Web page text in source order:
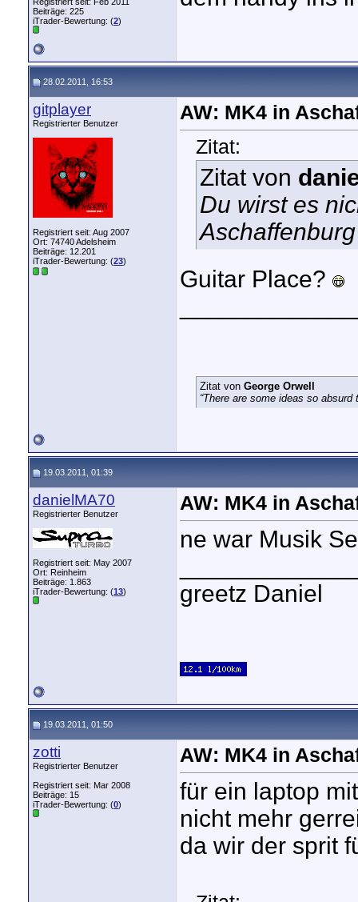
Beiträge: 225
iTrader-Bewertung: (2)
28.02.2011, 16:53
gitplayer
Registrierter Benutzer
Registriert seit: Aug 2007
Ort: 74740 Adelsheim
Beiträge: 12.201
iTrader-Bewertung: (23)
AW: MK4 in
Zitat:
Zitat von
Du wirst es
Guitar Place?
Zitat von George Orwell
“There are some ideas so
19.03.2011, 01:39
danielMA70
Registrierter Benutzer
Registriert seit: May 2007
Ort: Reinheim
Beiträge: 1.863
iTrader-Bewertung: (13)
AW: MK4 in
ne war Musik
greetz Daniel
19.03.2011, 01:50
zotti
Registrierter Benutzer
Registriert seit: Mar 2008
Beiträge: 15
iTrader-Bewertung: (0)
AW: MK4 in
für ein laptop
nicht mehr
da wir der sprit